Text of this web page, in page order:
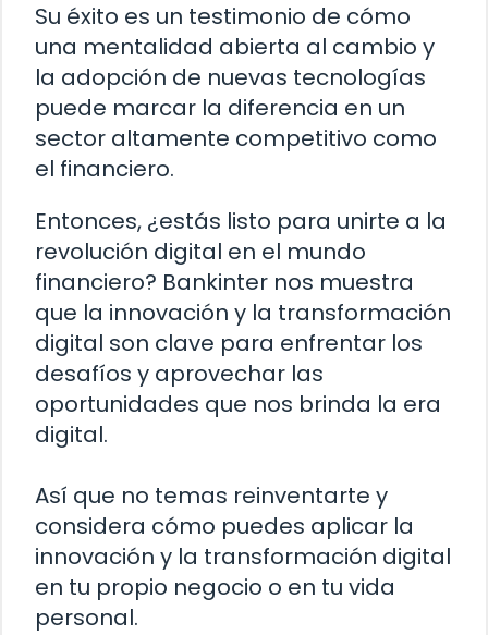
Su éxito es un testimonio de cómo
una mentalidad abierta al cambio y
la adopción de nuevas tecnologías
puede marcar la diferencia en un
sector altamente competitivo como
el financiero.
Entonces, ¿estás listo para unirte a la
revolución digital en el mundo
financiero? Bankinter nos muestra
que la innovación y la transformación
digital son clave para enfrentar los
desafíos y aprovechar las
oportunidades que nos brinda la era
digital.
Así que no temas reinventarte y
considera cómo puedes aplicar la
innovación y la transformación digital
en tu propio negocio o en tu vida
personal.